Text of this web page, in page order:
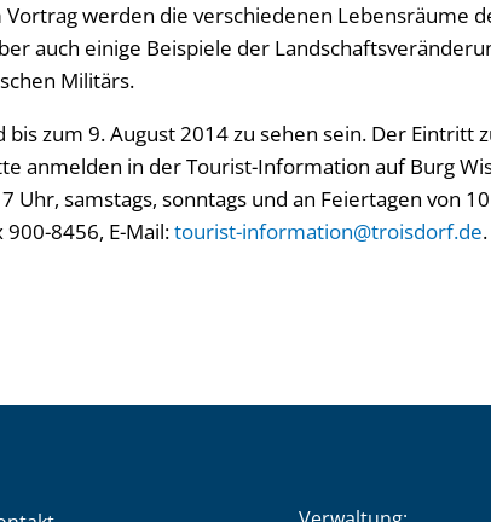
Vortrag werden die verschiedenen Lebensräume
auch einige Beispiele der
Militärs.
bis zum 9. August 2014 zu sehen sein. Der Eintritt
anmelden in der Tourist-Information auf Burg
Uhr, samstags, sonntags und an Feiertagen von
8456, E-Mail:tourist-information@troisdorf.de.